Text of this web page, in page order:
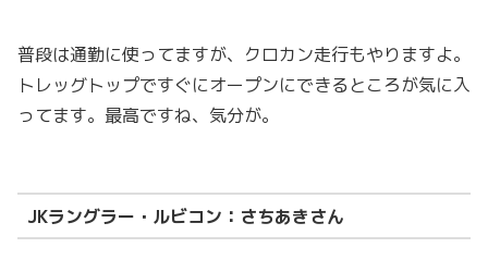
普段は通勤に使ってますが、クロカン走行もやりますよ。
トレッグトップですぐにオープンにできるところが気に入
ってます。最高ですね、気分が。
JKラングラー・ルビコン：さちあきさん